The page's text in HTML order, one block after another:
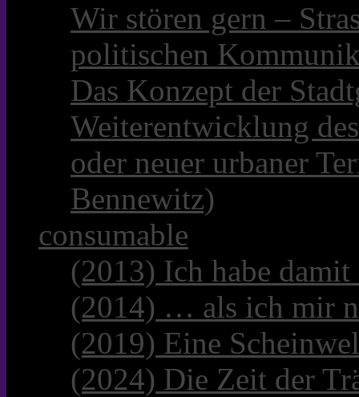
Wir stören gern –
politischen
Das Konzept der
Weiterentwicklung
oder neuer urbaner
Bennewitz)
consumable
(2013) Ich habe
(2014) … als ich mir
(2019) Eine
(2024) Die Zeit der